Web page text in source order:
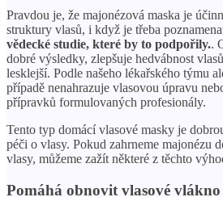
Pravdou je, že majonézová maska ​​je
struktury vlasů, i když je třeba
vědecké studie, které by to podpořily..
dobré výsledky, zlepšuje hedvábnost
lesklejší. Podle našeho lékařského týmu
případě nenahrazuje vlasovou úpravu
přípravků formulovaných profesionály.
Tento typ domácí vlasové masky je
péči o vlasy. Pokud zahrneme majonézu
vlasy, můžeme zažít některé z těchto
Pomáhá obnovit vlasové vlákno